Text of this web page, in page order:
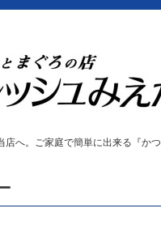
へ。ご家庭で簡単に出来る『か